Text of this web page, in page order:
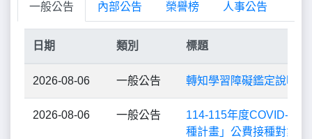
一般公告 內部公告 榮譽榜 人事公告
日期 類別 標題
2026-08-06 一般公告 轉知學習障礙鑑定說明影
2026-08-06 一般公告
114-115年度COVID-19
種計畫」公費接種對象擴